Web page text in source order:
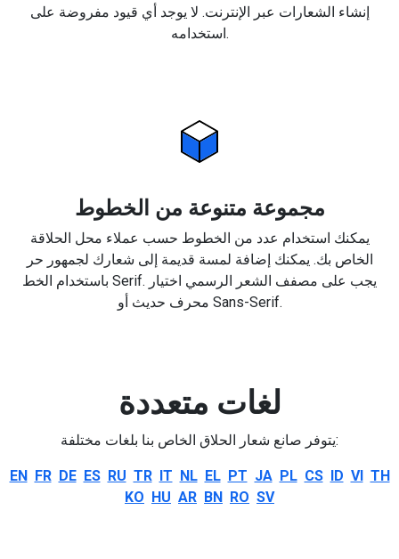
إنشاء الشعارات عبر الإنترنت. لا يوجد أي قيود مفروضة على
استخدامه.
مجموعة متنوعة من الخطوط
يمكنك استخدام عدد من الخطوط حسب عملاء محل الحلاقة
الخاص بك. يمكنك إضافة لمسة قديمة إلى شعارك لجمهور حر
باستخدام الخط Serif. يجب على مصفف الشعر الرسمي اختيار
محرف حديث أو Sans-Serif.
لغات متعددة
يتوفر صانع شعار الحلاق الخاص بنا بلغات مختلفة:
EN FR DE ES RU TR IT NL EL PT JA PL CS ID VI TH
KO HU AR BN RO SV